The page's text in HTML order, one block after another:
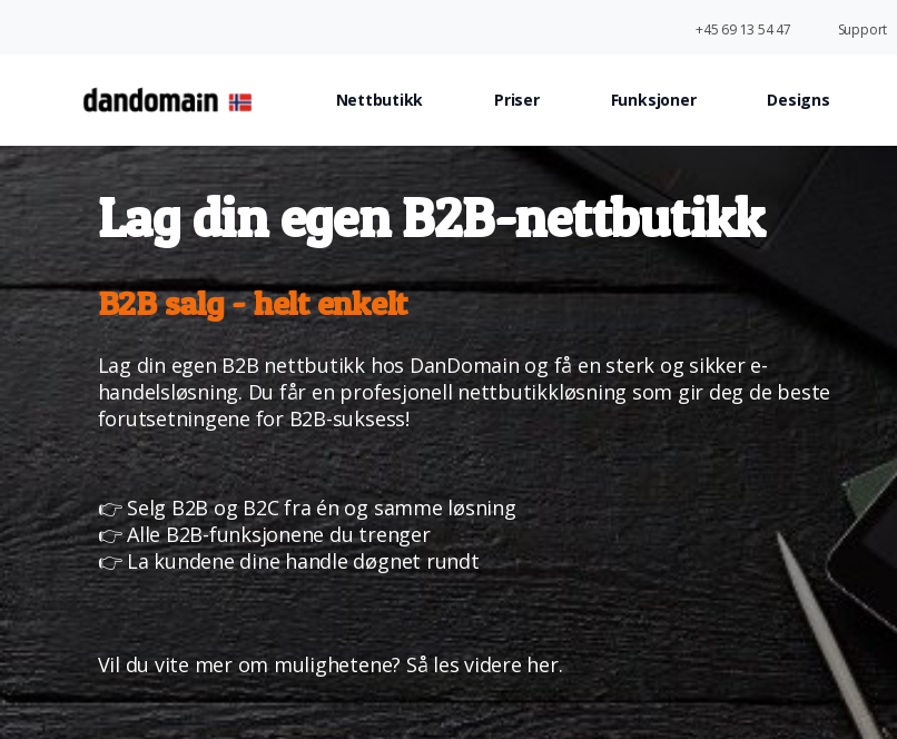
+45 69 13 54 47 Support
Nettbutikk Priser Funksjoner Designs
Lag din egen B2B-nettbutikk
B2B salg - helt enkelt
Lag din egen B2B nettbutikk hos DanDomain og få en sterk og sikker e-
handelsløsning. Du får en profesjonell nettbutikkløsning som gir deg de beste
forutsetningene for B2B-suksess!
👉 Selg B2B og B2C fra én og samme løsning
👉 Alle B2B-funksjonene du trenger
👉 La kundene dine handle døgnet rundt
Vil du vite mer om mulighetene? Så les videre her.